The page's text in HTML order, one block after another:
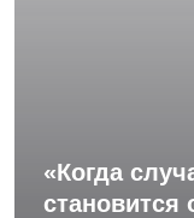
«Когда